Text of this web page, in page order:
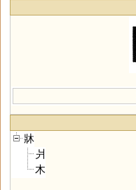
牀
爿
木